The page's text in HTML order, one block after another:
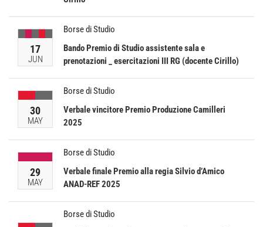
17
JUN
Borse di Studio
Bando Premio di Studio assistente sala e
prenotazioni _ esercitazioni III RG (docente Cirillo)
30
MAY
Borse di Studio
Verbale vincitore Premio Produzione Camilleri
2025
29
MAY
Borse di Studio
Verbale finale Premio alla regia Silvio d’Amico
ANAD-REF 2025
Borse di Studio